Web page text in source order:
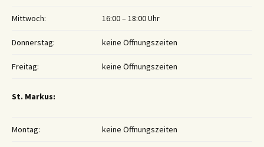
Mittwoch: 16:00 – 18:00 Uhr
Donnerstag: keine Öffnungszeiten
Freitag: keine Öffnungszeiten
St. Markus:
Montag: keine Öffnungszeiten